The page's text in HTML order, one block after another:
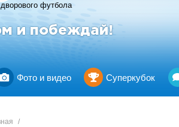
дворового футбола
и побеждай!
Фото и видео Суперкубок
/